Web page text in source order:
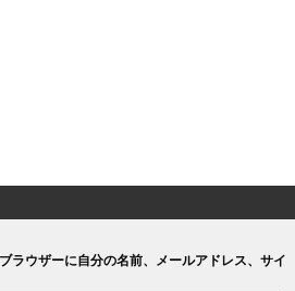
ラウザーに自分の名前、メールアドレス、サイ